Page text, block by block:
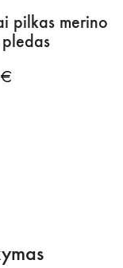
pilkas merino
€